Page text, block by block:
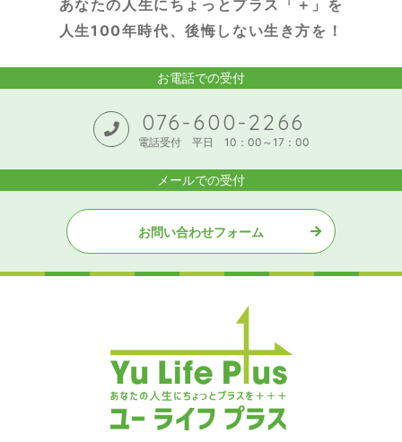
あなたの人生にちょっとプラス「＋」を
人生100年時代、後悔しない生き方を！
お電話での受付
076-600-2266
電話受付 平日 10：00～17：00
メールでの受付
お問い合わせフォーム